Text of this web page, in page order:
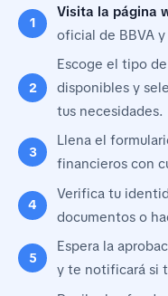
Visita la página
oficial de BBVA
Escoge el tipo
disponibles y
tus necesidades.
Llena el
financieros con
Verifica tu
documentos o
Espera la
y te notificará si